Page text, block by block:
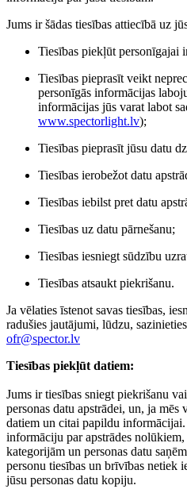
Jums ir šādas tiesības attiecībā uz
Tiesības piekļūt personīgajai
Tiesības pieprasīt veikt
personīgās informācijas
informācijas jūs varat labot
www.spectorlight.lv);
Tiesības pieprasīt jūsu datu
Tiesības ierobežot datu
Tiesības iebilst pret datu
Tiesības uz datu pārnešanu;
Tiesības iesniegt sūdzību
Tiesības atsaukt piekrišanu.
Ja vēlaties īstenot savas tiesības,
radušies jautājumi, lūdzu,
ofr@spector.lv
Tiesības piekļūt datiem:
Jums ir tiesības sniegt piekrišanu
personas datu apstrādei, un, ja
datiem un citai papildu
informāciju par apstrādes nolūkiem,
kategorijām un personas datu
personu tiesības un brīvības netiek
jūsu personas datu kopiju.